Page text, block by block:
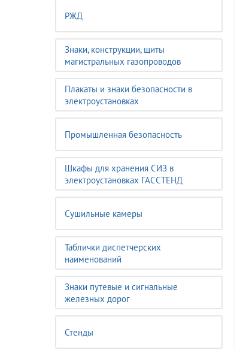
РЖД
Знаки, конструкции, щиты
магистральных газопроводов
Плакаты и знаки безопасности в
электроустановках
Промышленная безопасность
Шкафы для хранения СИЗ в
электроустановках ГАССТЕНД
Сушильные камеры
Таблички диспетчерских
наименований
Знаки путевые и сигнальные
железных дорог
Стенды